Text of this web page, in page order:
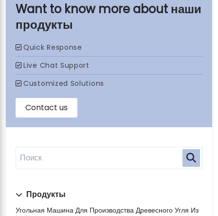
наши
продукты
Продукты
Угольная Машина Для Производства Древесного Угля Из